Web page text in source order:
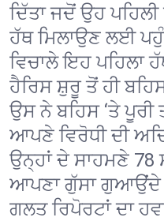
ਦਿੱਤਾ ਜਦੋਂ ਉਹ
ਹੱਥ ਮਿਲਾਉਣ ਲਈ
ਵਿਚਾਲੇ ਇਹ ਪਹਿਲਾ
ਹੈਰਿਸ ਸ਼ੁਰੂ ਤੋਂ ਹੀ ਬਹਿਸ
ਉਸ ਨੇ ਬਹਿਸ ‘ਤੇ
ਆਪਣੇ ਵਿਰੋਧੀ ਦੀ
ਉਨ੍ਹਾਂ ਦੇ ਸਾਹਮਣੇ 78
ਆਪਣਾ ਗੁੱਸਾ
ਗਲਤ ਰਿਪੋਰਟਾਂ ਦਾ